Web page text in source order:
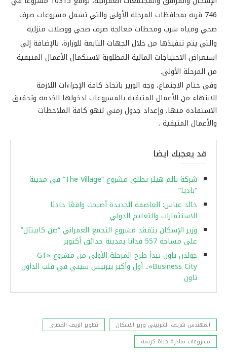
746 قرية بمحافظات المرحلة الأولى والتي تشمل مشروعات صرف
صحي ومياه شرب ومحطات معالجة صرف صحي ووصلات منزلية
والتي يتم تنفيذها من خلال الجهات التابعة للوزارة، بالإضافة إلى
استعراض الاحتياجات المالية المطلوبة لاستكمال الأعمال المتبقية
من المرحلة الأولى.
وفي ختام الاجتماع، وجه الوزير باتخاذ كافة الإجراءات اللازمة
للانتهاء من الأعمال المتبقية بالمشروعات لدخولها الخدمة وتحقيق
الاستفادة منها، وإعداد جدول زمني لنهو كافة الملاحظات
والأعمال المتبقية .
قد يعجبك ايضا
شركة بالم هيلز تطلق مشروع “The Village” في مدينة
“باديا”
خالد عباس: العاصمة الجديدة أصبحت واقعًا جاذبًا
للاستثمارات والتعليم الدولي
وزير الإسكان يتفقد مشروع التجمع العمراني “صن كابيتال”
على مساحة 557 فدانا بمدينة حدائق أكتوبر
جولدن تاون تبدأ طرح المرحلة الأولى من مشروع «GT
Business City».. أول وأكبر بيزنيس سيتي في قلب الداون
تاون
المهندس شريف الشربيني وزير الإسكان
تطوير الريف المصرى
مشروعات مبادرة حياة كريمة